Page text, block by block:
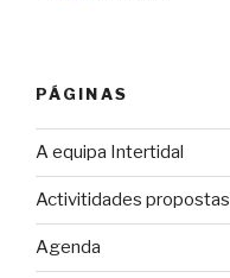
PÁGINAS
A equipa Intertidal
Activitidades propostas
Agenda